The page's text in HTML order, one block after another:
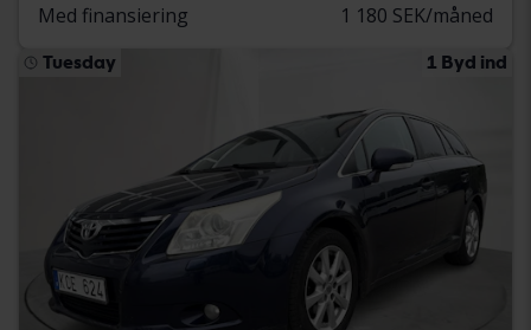
Med finansiering 1 180 SEK/måned
Tuesday 1 Byd ind